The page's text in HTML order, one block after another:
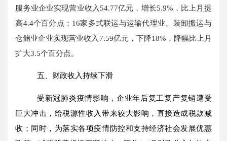
服务业企业实现营业收入 54.77亿元，增长5.9% ，比上月提
高4.4个百分点； 16家多式联运与运输代理业、装卸搬运与
仓储业企业实现营业收入 7.59亿元，下降18% ，降幅比上月
扩大3.5个百分点。
五、财政收入持续下滑
受新冠肺炎疫情影响，企业年后复工复产复销遭受
巨大冲击，给税源性收入带来较大影响，直接造成税款减
收；同时，为落实各项疫情防控和支持经济社会发展优惠